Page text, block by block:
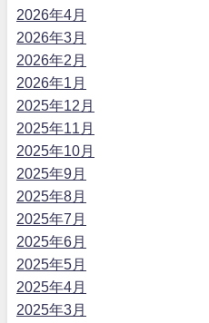
2026年4月
2026年3月
2026年2月
2026年1月
2025年12月
2025年11月
2025年10月
2025年9月
2025年8月
2025年7月
2025年6月
2025年5月
2025年4月
2025年3月